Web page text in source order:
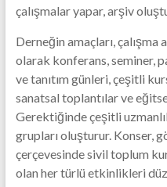
çalışmalar yapar, arşiv
Derneğin amaçları, çalışma
olarak konferans, seminer,
ve tanıtım günleri, çeşitli
sanatsal toplantılar ve
Gerektiğinde çeşitli
grupları oluşturur. Konser,
çerçevesinde sivil toplum
olan her türlü etkinlikleri